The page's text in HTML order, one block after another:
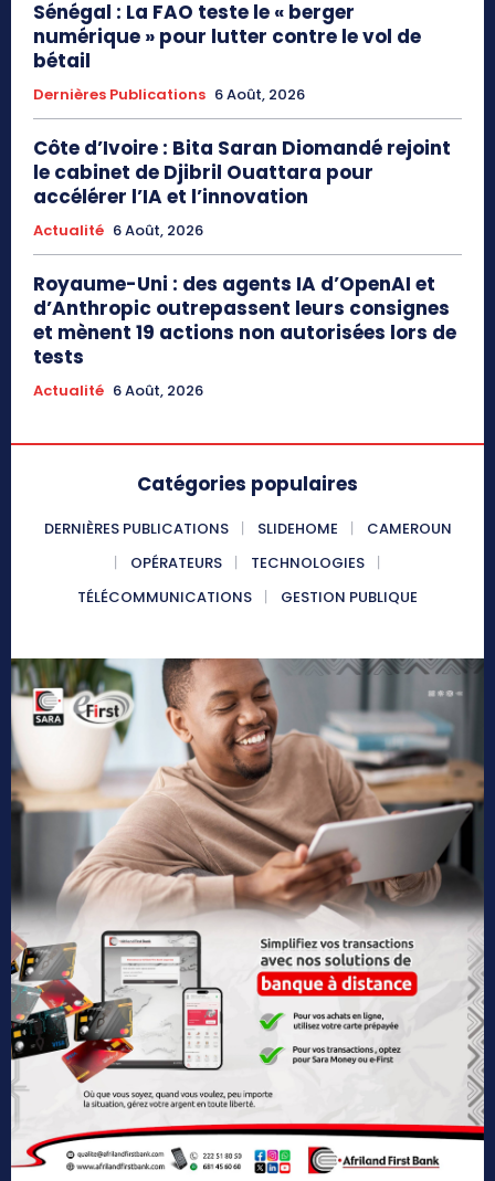
Sénégal : La FAO teste le « berger
numérique » pour lutter contre le vol de
bétail
Dernières Publications 6 Août, 2026
Côte d’Ivoire : Bita Saran Diomandé rejoint
le cabinet de Djibril Ouattara pour
accélérer l’IA et l’innovation
Actualité 6 Août, 2026
Royaume-Uni : des agents IA d’OpenAI et
d’Anthropic outrepassent leurs consignes
et mènent 19 actions non autorisées lors de
tests
Actualité 6 Août, 2026
Catégories populaires
DERNIÈRES PUBLICATIONS SLIDEHOME
CAMEROUN
OPÉRATEURS
TECHNOLOGIES
TÉLÉCOMMUNICATIONS
GESTION PUBLIQUE